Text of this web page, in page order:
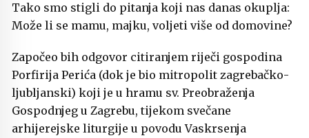
Tako smo stigli do pitanja koji nas danas okuplja:
Može li se mamu, majku, voljeti više od domovine?
Započeo bih odgovor citiranjem riječi gospodina
Porfirija Perića (dok je bio mitropolit zagrebačko-
ljubljanski) koji je u hramu sv. Preobraženja
Gospodnjeg u Zagrebu, tijekom svečane
arhijerejske liturgije u povodu Vaskrsenja